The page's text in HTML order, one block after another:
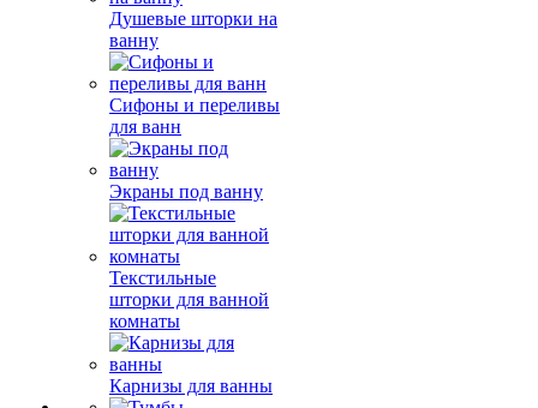
Душевые шторки на
ванну
Сифоны и переливы
для ванн
Экраны под ванну
Текстильные
шторки для ванной
комнаты
Карнизы для ванны